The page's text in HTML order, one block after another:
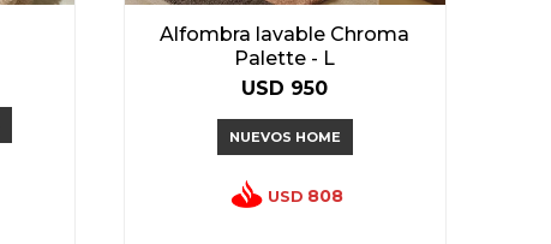
Alfombra lavable Chroma
Palette - L
USD 950
NUEVOS HOME
USD 808